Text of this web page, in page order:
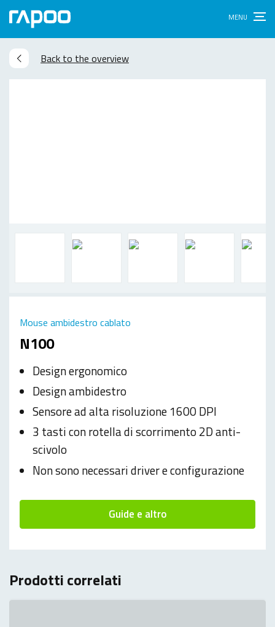
Back to the overview
N100
Mouse ambidestro cablato
Design ergonomico
Design ambidestro
Sensore ad alta risoluzione 1600 DPI
3 tasti con rotella di scorrimento 2D anti-
scivolo
Non sono necessari driver e configurazione
Guide e altro
Prodotti correlati